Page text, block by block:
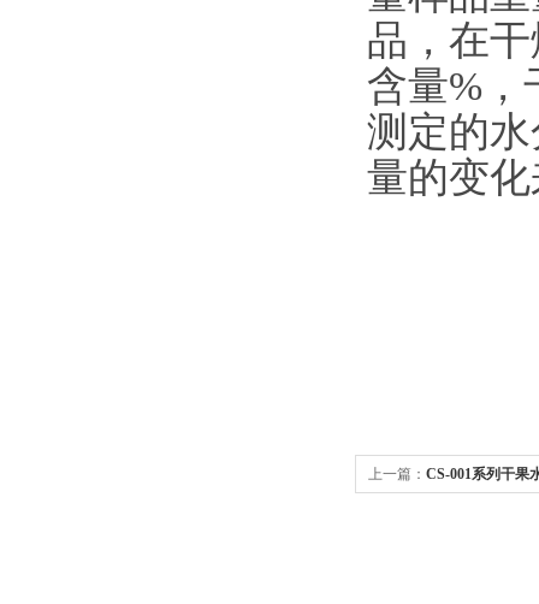
品，在
含量%，
测定的
量的变
上一篇： CS-001系列干果